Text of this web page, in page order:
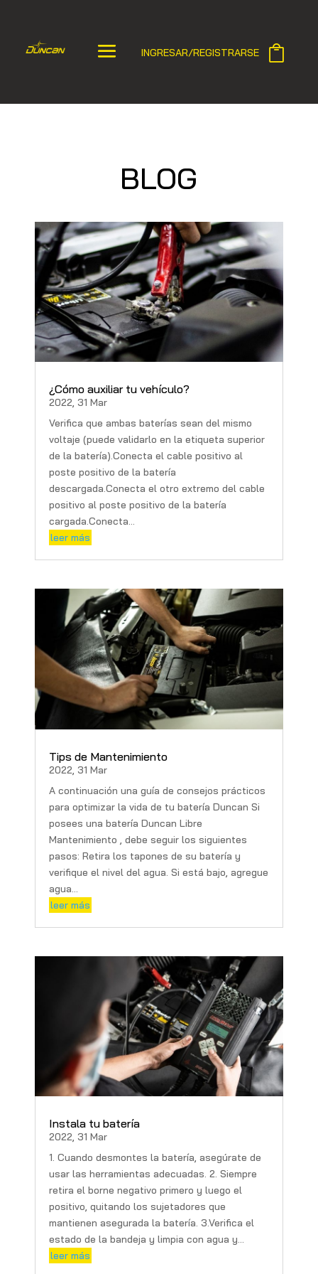
INGRESAR/REGISTRARSE
BLOG
¿Cómo auxiliar tu vehículo?
2022, 31 Mar
Verifica que ambas baterías sean del mismo
voltaje (puede validarlo en la etiqueta superior
de la batería).Conecta el cable positivo al
poste positivo de la batería
descargada.Conecta el otro extremo del cable
positivo al poste positivo de la batería
cargada.Conecta...
leer más
Tips de Mantenimiento
2022, 31 Mar
A continuación una guía de consejos prácticos
para optimizar la vida de tu batería Duncan Si
posees una batería Duncan Libre
Mantenimiento , debe seguir los siguientes
pasos: Retira los tapones de su batería y
verifique el nivel del agua. Si está bajo, agregue
agua...
leer más
Instala tu batería
2022, 31 Mar
1. Cuando desmontes la batería, asegúrate de
usar las herramientas adecuadas. 2. Siempre
retira el borne negativo primero y luego el
positivo, quitando los sujetadores que
mantienen asegurada la batería. 3.Verifica el
estado de la bandeja y limpia con agua y...
leer más